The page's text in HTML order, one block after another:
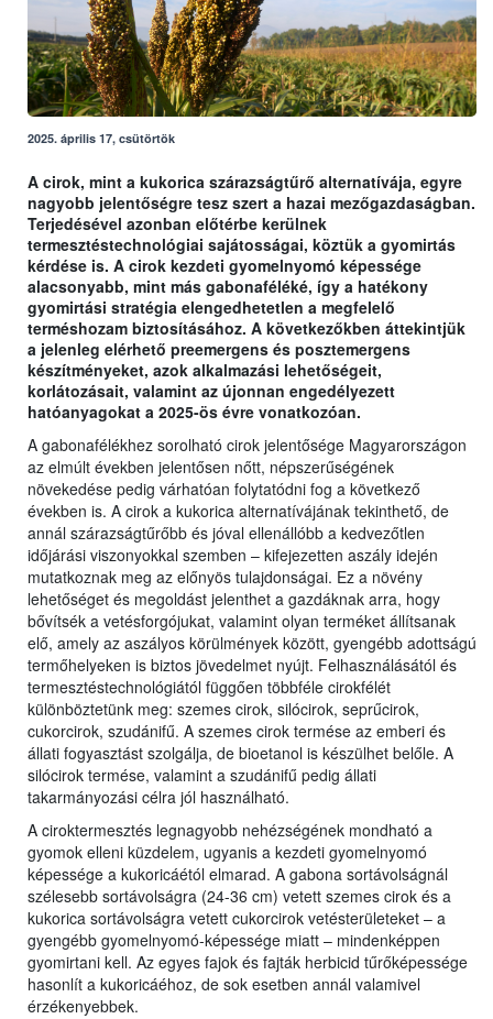
2025. április 17, csütörtök
A cirok, mint a kukorica szárazságtűrő alternatívája, egyre
nagyobb jelentőségre tesz szert a hazai mezőgazdaságban.
Terjedésével azonban előtérbe kerülnek
termesztéstechnológiai sajátosságai, köztük a gyomirtás
kérdése is. A cirok kezdeti gyomelnyomó képessége
alacsonyabb, mint más gabonaféléké, így a hatékony
gyomirtási stratégia elengedhetetlen a megfelelő
terméshozam biztosításához. A következőkben áttekintjük
a jelenleg elérhető preemergens és posztemergens
készítményeket, azok alkalmazási lehetőségeit,
korlátozásait, valamint az újonnan engedélyezett
hatóanyagokat a 2025-ös évre vonatkozóan.
A gabonafélékhez sorolható cirok jelentősége Magyarországon
az elmúlt években jelentősen nőtt, népszerűségének
növekedése pedig várhatóan folytatódni fog a következő
években is. A cirok a kukorica alternatívájának tekinthető, de
annál szárazságtűrőbb és jóval ellenállóbb a kedvezőtlen
időjárási viszonyokkal szemben – kifejezetten aszály idején
mutatkoznak meg az előnyös tulajdonságai. Ez a növény
lehetőséget és megoldást jelenthet a gazdáknak arra, hogy
bővítsék a vetésforgójukat, valamint olyan terméket állítsanak
elő, amely az aszályos körülmények között, gyengébb adottságú
termőhelyeken is biztos jövedelmet nyújt. Felhasználásától és
termesztéstechnológiától függően többféle cirokfélét
különböztetünk meg: szemes cirok, silócirok, seprűcirok,
cukorcirok, szudánifű. A szemes cirok termése az emberi és
állati fogyasztást szolgálja, de bioetanol is készülhet belőle. A
silócirok termése, valamint a szudánifű pedig állati
takarmányozási célra jól használható.
A ciroktermesztés legnagyobb nehézségének mondható a
gyomok elleni küzdelem, ugyanis a kezdeti gyomelnyomó
képessége a kukoricáétól elmarad. A gabona sortávolságnál
szélesebb sortávolságra (24-36 cm) vetett szemes cirok és a
kukorica sortávolságra vetett cukorcirok vetésterületeket – a
gyengébb gyomelnyomó-képessége miatt – mindenképpen
gyomirtani kell. Az egyes fajok és fajták herbicid tűrőképessége
hasonlít a kukoricáéhoz, de sok esetben annál valamivel
érzékenyebbek.